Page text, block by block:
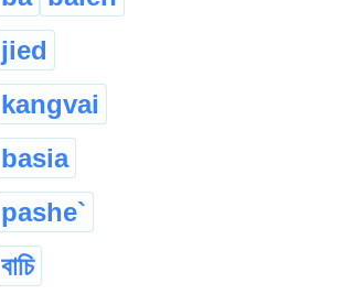
jied
kangvai
basia
pashe`
বাচি